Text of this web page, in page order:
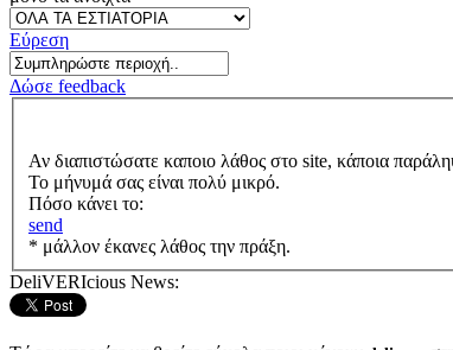
Εύρεση
Δώσε feedback
Αν διαπιστώσατε καποιο λάθος στο site, κάποια
Το μήνυμά σας είναι πολύ μικρό.
Πόσο κάνει το:
send
* μάλλον έκανες λάθος την πράξη.
DeliVERIcious News: